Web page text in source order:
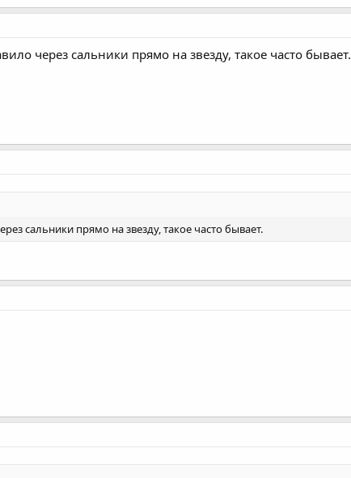
через сальники прямо на звезду, такое часто бывает.
сальники прямо на звезду, такое часто бывает.